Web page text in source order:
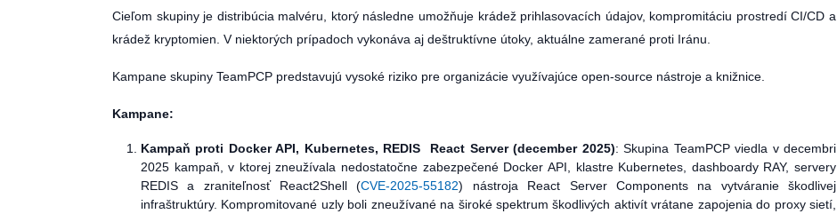
Cieľom skupiny je distribúcia malvéru, ktorý následne umožňuje krádež prihlasovacích údajov, kompromitáciu prostredí CI/CD a
krádež kryptomien. V niektorých prípadoch vykonáva aj deštruktívne útoky, aktuálne zamerané proti Iránu.
Kampane skupiny TeamPCP predstavujú vysoké riziko pre organizácie využívajúce open-source nástroje a knižnice.
Kampane:
Kampaň proti Docker API, Kubernetes, REDIS React Server (december 2025): Skupina TeamPCP viedla v decembri
2025 kampaň, v ktorej zneužívala nedostatočne zabezpečené Docker API, klastre Kubernetes, dashboardy RAY, servery
REDIS a zraniteľnosť React2Shell (CVE-2025-55182) nástroja React Server Components na vytváranie škodlivej
infraštruktúry. Kompromitované uzly boli zneužívané na široké spektrum škodlivých aktivít vrátane zapojenia do proxy sietí,